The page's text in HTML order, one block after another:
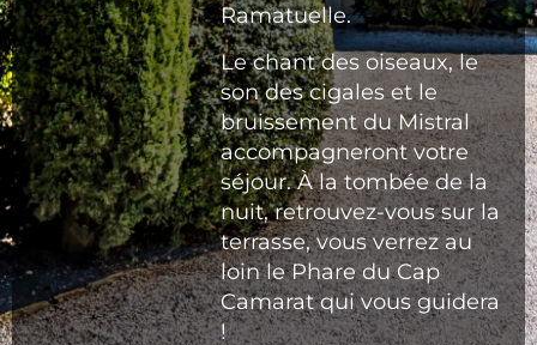
Ramatuelle.
Le chant des oiseaux, le
son des cigales et le
bruissement du Mistral
accompagneront votre
séjour. À la tombée de la
nuit, retrouvez-vous sur la
terrasse, vous verrez au
loin le Phare du Cap
Camarat qui vous guidera
!